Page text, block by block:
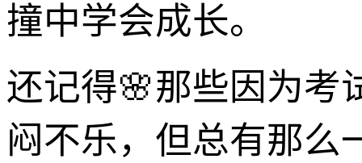
撞中学会成长。
还记得🌸那些因为考
闷不乐，但总有那么